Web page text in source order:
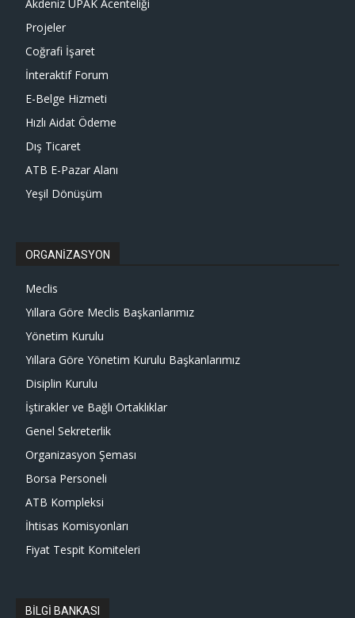
Akdeniz ÜPAK Acenteliği
Projeler
Coğrafi İşaret
İnteraktif Forum
E-Belge Hizmeti
Hızlı Aidat Ödeme
Dış Ticaret
ATB E-Pazar Alanı
Yeşil Dönüşüm
ORGANİZASYON
Meclis
Yıllara Göre Meclis Başkanlarımız
Yönetim Kurulu
Yıllara Göre Yönetim Kurulu Başkanlarımız
Disiplin Kurulu
İştirakler ve Bağlı Ortaklıklar
Genel Sekreterlik
Organizasyon Şeması
Borsa Personeli
ATB Kompleksi
İhtisas Komisyonları
Fiyat Tespit Komiteleri
BİLGİ BANKASI